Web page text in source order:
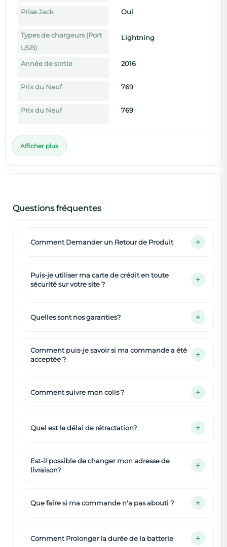
Prise Jack Oui
Types de chargeurs (Port
USB)
Lightning
Année de sortie 2016
Prix du Neuf 769
Prix du Neuf 769
Afficher plus
Questions fréquentes
Comment Demander un Retour de Produit
Puis-je utiliser ma carte de crédit en toute
sécurité sur votre site ?
Quelles sont nos garanties?
Comment puis-je savoir si ma commande a été
acceptée ?
Comment suivre mon colis ?
Quel est le délai de rétractation?
Est-il possible de changer mon adresse de
livraison?
Que faire si ma commande n'a pas abouti ?
Comment Prolonger la durée de la batterie